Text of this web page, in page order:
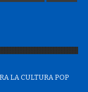
LA CULTURA POP